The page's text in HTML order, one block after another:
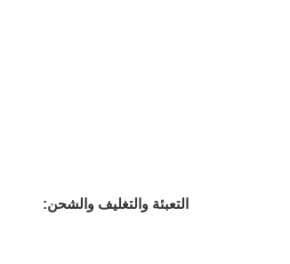
التعبئة والتغليف والشحن: